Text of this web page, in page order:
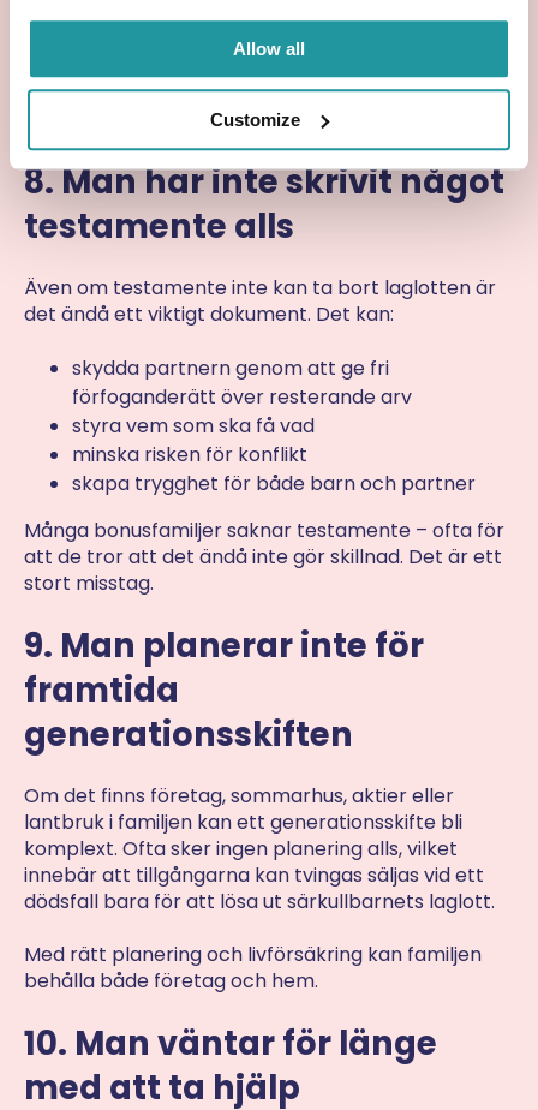
Allow all
Customize
Arvet fördelas sedan.
det kan innebära att partnern förlorar mer än man
8. Man har inte skrivit något
testamente alls
Även om testamente inte kan ta bort laglotten är
det ändå ett viktigt dokument. Det kan:
skydda partnern genom att ge fri
förfoganderätt över resterande arv
styra vem som ska få vad
minska risken för konflikt
skapa trygghet för både barn och partner
Många bonusfamiljer saknar testamente – ofta för
att de tror att det ändå inte gör skillnad. Det är ett
stort misstag.
9. Man planerar inte för
framtida
generationsskiften
Om det finns företag, sommarhus, aktier eller
lantbruk i familjen kan ett generationsskifte bli
komplext. Ofta sker ingen planering alls, vilket
innebär att tillgångarna kan tvingas säljas vid ett
dödsfall bara för att lösa ut särkullbarnets laglott.
Med rätt planering och livförsäkring kan familjen
behålla både företag och hem.
10. Man väntar för länge
med att ta hjälp